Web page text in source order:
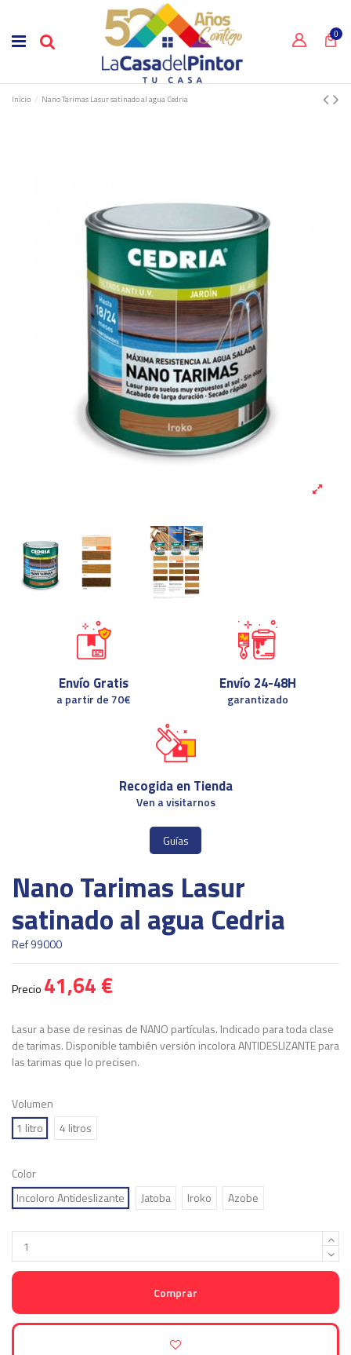
0
Inicio Nano Tarimas Lasur satinado al agua Cedria
Nano Tarimas Lasur
satinado al agua Cedria
Ref99000
Precio 41,64 €
Lasur a base de resinas de NANO partículas. Indicado para toda clase
de tarimas. Disponible también versión incolora ANTIDESLIZANTE para
las tarimas que lo precisen.
Volumen
1 litro
4 litros
Color
Incoloro Antideslizante
Jatoba Iroko Azobe
Comprar
Envío Gratis
a partir de 70€
Recogida en Tienda
Ven a visitarnos
Envío 24-48H
garantizado
Guías